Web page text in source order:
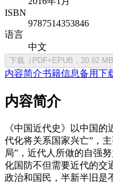
ISBN
9787514353846
语言
中文
下载（PDF+EPUB，20.92 MB
内容简介书籍信息备用下
内容简介
《中国近代史》以中国
代化将关系国家兴亡”，
局”，近代人所做的自强
化国防不但需要近代的交
政治和国民，半新半旧是